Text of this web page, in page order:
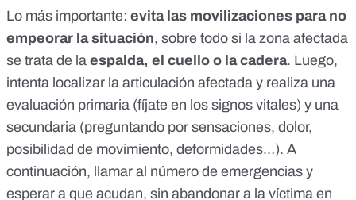
Lo más importante: evita las movilizaciones para no
empeorar la situación, sobre todo si la zona afectada
se trata de la espalda, el cuello o la cadera. Luego,
intenta localizar la articulación afectada y realiza una
evaluación primaria (fíjate en los signos vitales) y una
secundaria (preguntando por sensaciones, dolor,
posibilidad de movimiento, deformidades…). A
continuación, llamar al número de emergencias y
esperar a que acudan, sin abandonar a la víctima en